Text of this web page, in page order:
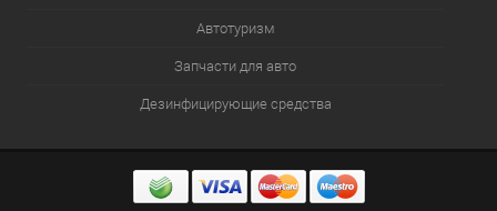
Автотуризм
Запчасти для авто
Дезинфицирующие средства